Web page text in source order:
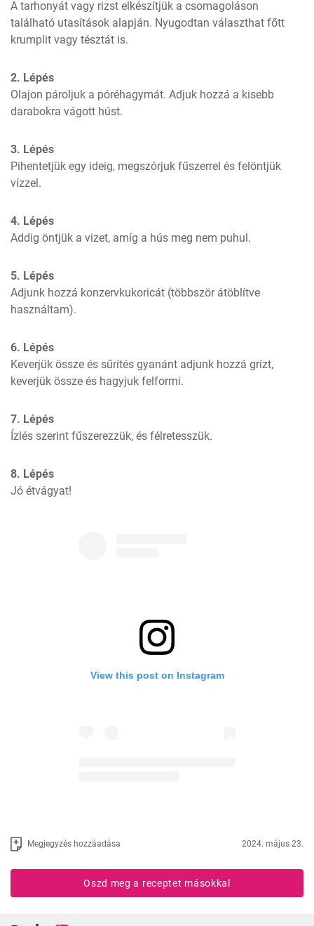
A tarhonyát vagy rizst elkészítjük a csomagoláson
található utasítások alapján. Nyugodtan választhat főtt
krumplit vagy tésztát is.
2. Lépés
Olajon pároljuk a póréhagymát. Adjuk hozzá a kisebb
darabokra vágott húst.
3. Lépés
Pihentetjük egy ideig, megszórjuk fűszerrel és felöntjük
vízzel.
4. Lépés
Addig öntjük a vizet, amíg a hús meg nem puhul.
5. Lépés
Adjunk hozzá konzervkukoricát (többször átöblítve
használtam).
6. Lépés
Keverjük össze és sűrítés gyanánt adjunk hozzá grízt,
keverjük össze és hagyjuk felforrni.
7. Lépés
Ízlés szerint fűszerezzük, és félretesszük.
8. Lépés
Jó étvágyat!
View this post on Instagram
Megjegyzés hozzáadása 2024. május 23.
Oszd meg a receptet másokkal